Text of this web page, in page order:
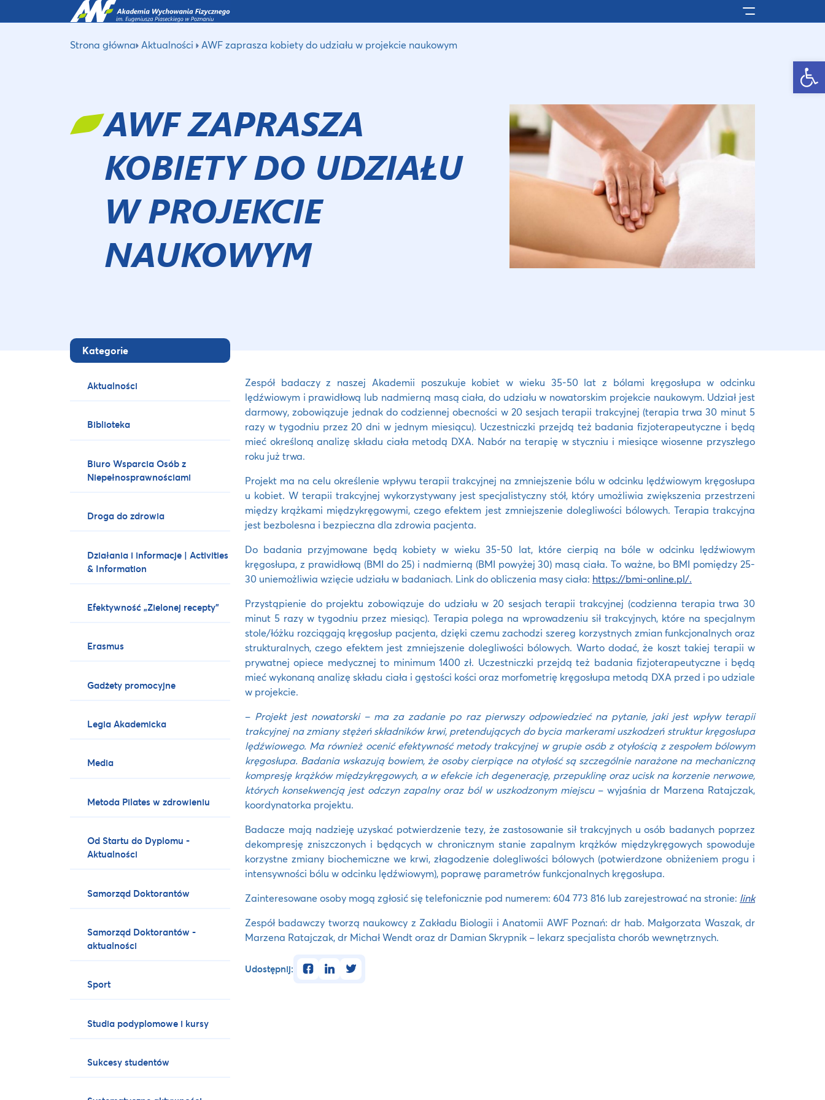
Otwórz pasek narzędzi
Pokaż/ukryj
Strona główna Aktualności AWF zaprasza kobiety do udziału w projekcie naukowym
AWF ZAPRASZA
KOBIETY DO UDZIAŁU
W PROJEKCIE
NAUKOWYM
Kategorie
Aktualności
Biblioteka
Biuro Wsparcia Osób z
Niepełnosprawnościami
Droga do zdrowia
Działania i informacje | Activities
& Information
Efektywność „Zielonej recepty”
Erasmus
Gadżety promocyjne
Legia Akademicka
Media
Metoda Pilates w zdrowieniu
Od Startu do Dyplomu -
Aktualności
Samorząd Doktorantów
Samorząd Doktorantów -
aktualności
Sport
Studia podyplomowe i kursy
Sukcesy studentów
Zespół badaczy z naszej Akademii poszukuje kobiet w wieku 35-50 lat z bólami kręgosłupa w odcinku
lędźwiowym i prawidłową lub nadmierną masą ciała, do udziału w nowatorskim projekcie naukowym. Udział jest
darmowy, zobowiązuje jednak do codziennej obecności w 20 sesjach terapii trakcyjnej (terapia trwa 30 minut 5
razy w tygodniu przez 20 dni w jednym miesiącu). Uczestniczki przejdą też badania fizjoterapeutyczne i będą
mieć określoną analizę składu ciała metodą DXA. Nabór na terapię w styczniu i miesiące wiosenne przyszłego
roku już trwa.
Projekt ma na celu określenie wpływu terapii trakcyjnej na zmniejszenie bólu w odcinku lędźwiowym kręgosłupa
u kobiet. W terapii trakcyjnej wykorzystywany jest specjalistyczny stół, który umożliwia zwiększenia przestrzeni
między krążkami międzykręgowymi, czego efektem jest zmniejszenie dolegliwości bólowych. Terapia trakcyjna
jest bezbolesna i bezpieczna dla zdrowia pacjenta.
Do badania przyjmowane będą kobiety w wieku 35-50 lat, które cierpią na bóle w odcinku lędźwiowym
kręgosłupa, z prawidłową (BMI do 25) i nadmierną (BMI powyżej 30) masą ciała. To ważne, bo BMI pomiędzy 25-
30 uniemożliwia wzięcie udziału w badaniach. Link do obliczenia masy ciała: https://bmi-online.pl/.
Przystąpienie do projektu zobowiązuje do udziału w 20 sesjach terapii trakcyjnej (codzienna terapia trwa 30
minut 5 razy w tygodniu przez miesiąc). Terapia polega na wprowadzeniu sił trakcyjnych, które na specjalnym
stole/łóżku rozciągają kręgosłup pacjenta, dzięki czemu zachodzi szereg korzystnych zmian funkcjonalnych oraz
strukturalnych, czego efektem jest zmniejszenie dolegliwości bólowych. Warto dodać, że koszt takiej terapii w
prywatnej opiece medycznej to minimum 1400 zł. Uczestniczki przejdą też badania fizjoterapeutyczne i będą
mieć wykonaną analizę składu ciała i gęstości kości oraz morfometrię kręgosłupa metodą DXA przed i po udziale
w projekcie.
– Projekt jest nowatorski – ma za zadanie po raz pierwszy odpowiedzieć na pytanie, jaki jest wpływ terapii
trakcyjnej na zmiany stężeń składników krwi, pretendujących do bycia markerami uszkodzeń struktur kręgosłupa
lędźwiowego. Ma również ocenić efektywność metody trakcyjnej w grupie osób z otyłością z zespołem bólowym
kręgosłupa. Badania wskazują bowiem, że osoby cierpiące na otyłość są szczególnie narażone na mechaniczną
kompresję krążków międzykręgowych, a w efekcie ich degenerację, przepuklinę oraz ucisk na korzenie nerwowe,
których konsekwencją jest odczyn zapalny oraz ból w uszkodzonym miejscu– wyjaśnia dr Marzena Ratajczak,
koordynatorka projektu.
Badacze mają nadzieję uzyskać potwierdzenie tezy, że zastosowanie sił trakcyjnych u osób badanych poprzez
dekompresję zniszczonych i będących w chronicznym stanie zapalnym krążków międzykręgowych spowoduje
korzystne zmiany biochemiczne we krwi, złagodzenie dolegliwości bólowych (potwierdzone obniżeniem progu i
intensywności bólu w odcinku lędźwiowym), poprawę parametrów funkcjonalnych kręgosłupa.
Zainteresowane osoby mogą zgłosić się telefonicznie pod numerem: 604 773 816 lub zarejestrować na stronie: link
Zespół badawczy tworzą naukowcy z Zakładu Biologii i Anatomii AWF Poznań: dr hab. Małgorzata Waszak, dr
Marzena Ratajczak, dr Michał Wendt oraz dr Damian Skrypnik – lekarz specjalista chorób wewnętrznych.
Udostępnij: facebooklinkedintwitter